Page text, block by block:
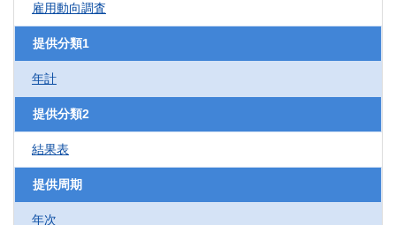
雇用動向調査
提供分類1
年計
提供分類2
結果表
提供周期
年次